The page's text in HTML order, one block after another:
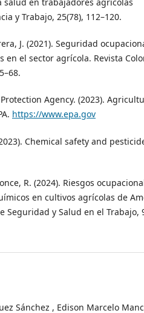
en trabajadores agrícolas
y Trabajo, 25(78), 112–120.
J. (2021). Seguridad
en el sector agrícola. Revista
Agency. (2023).
https://www.epa.gov
Chemical safety and
R. (2024). Riesgos
en cultivos agrícolas de
Seguridad y Salud en el Trabajo,
Sánchez , Edison Marcelo